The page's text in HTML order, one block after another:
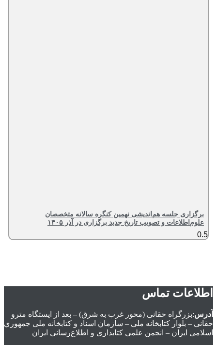
برگزاری جلسه هم‌اندیشی نهمین کنگره سالانه متخصصان
علوم‌اطلاعات و تصویب تاریخ جدید برگزاری در آذر ۱۴۰۵
اطلاعات تماس
آدرس:بزرگراه حقانی (محور غرب به شرق) – بعد از ايستگاه مترو
حقانی – بلوار كتابخانه ملی – سازمان اسناد و كتابخانه ملی جمهوري
اسلامی ايران – انجمن علمی کتابداری و اطلاع‌رسانی ایران